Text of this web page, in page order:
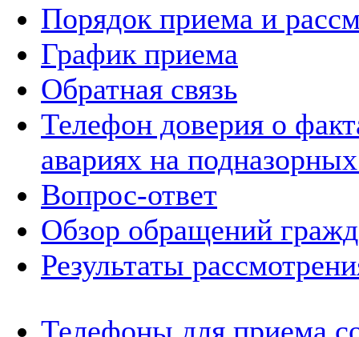
Порядок приема и
График приема
Обратная связь
Телефон доверия о
авариях на
Вопрос-ответ
Обзор обращений
Результаты